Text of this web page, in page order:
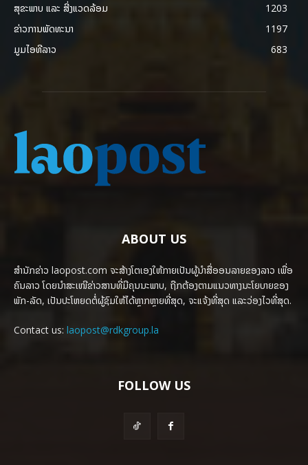
ສຸຂະພາບ ແລະ ສີ່ງແວດລ້ອມ
1203
ຂ່າວການພັດທະນາ
1197
ມູມໄອທີລາວ
683
ABOUT US
ສຳນັກຂ່າວ laopost.com ຈະສ້າງໂຕເອງໃຫ້ກາຍເປັນຜູ້ນຳສື່ອອນລາຍຂອງລາວ ເພື່ອ
ຄົນລາວ ໂດຍນຳສະເໜີຂ່າວສານທີ່ມີຄຸນນະພາບ, ຖືກຕ້ອງຕາມແນວທາງນະໂຍບາຍຂອງ
ພັກ-ລັດ, ເປັນປະໂຫຍດຕໍ່ຜູ້ຊົມໃຫ້ໄດ້ຫຼາກຫຼາຍທີ່ສຸດ, ຈະແຈ້ງທີ່ສຸດ ແລະວ່ອງໄວທີ່ສຸດ.
Contact us: laopost@rdkgroup.la
FOLLOW US